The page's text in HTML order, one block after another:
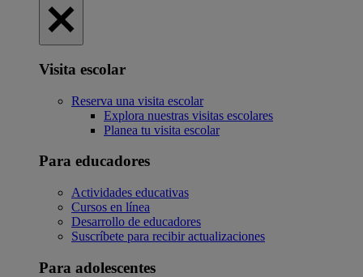
Visita escolar
Reserva una visita escolar
Explora nuestras visitas escolares
Planea tu visita escolar
Para educadores
Actividades educativas
Cursos en línea
Desarrollo de educadores
Suscríbete para recibir actualizaciones
Para adolescentes